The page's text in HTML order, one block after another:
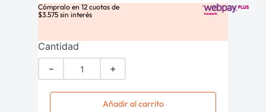
Cómpralo en 12 cuotas de
$3.575 sin interés
Cantidad
＋
－
Añadir al carrito